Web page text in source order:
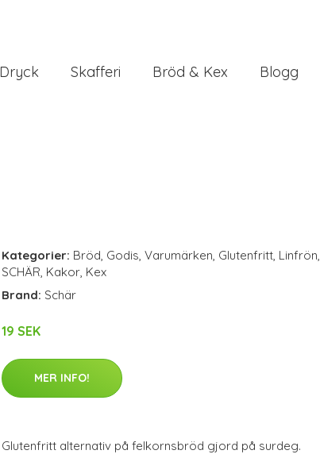
Dryck Skafferi Bröd & Kex Blogg
Kategorier: Bröd, Godis, Varumärken, Glutenfritt, Linfrön,
SCHÄR, Kakor, Kex
Brand: Schär
19 SEK
MER INFO!
Glutenfritt alternativ på felkornsbröd gjord på surdeg.